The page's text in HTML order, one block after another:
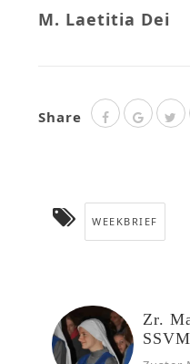
M. Laetitia Dei
Share
WEEKBRIEF
Zr.
SSVM